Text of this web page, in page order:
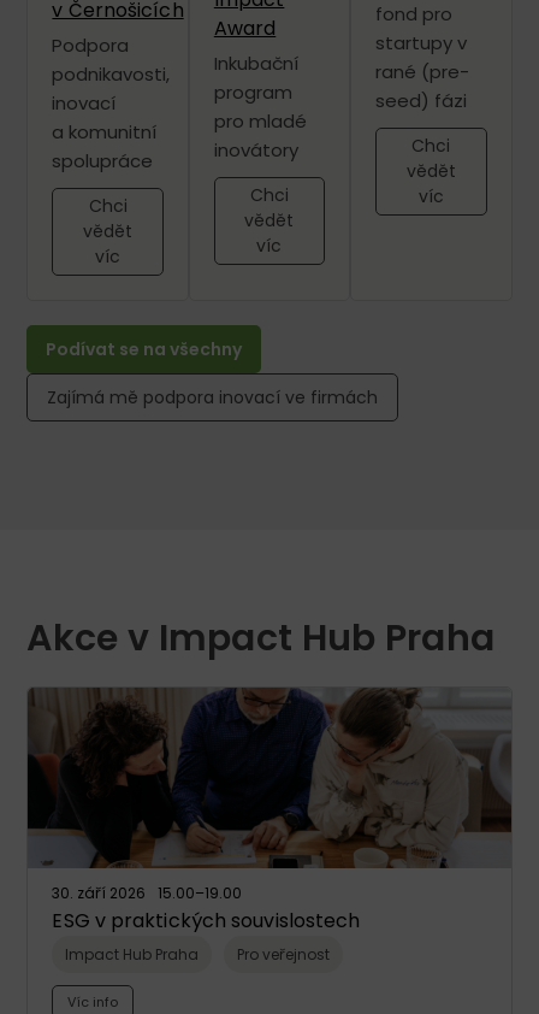
v Černošicích​
Podpora
podnikavosti,
inovací
a komunitní
spolupráce
Chci
vědět
víc
Award
Inkubační
program
pro mladé
inovátory
Chci
vědět
víc
fond pro
startupy v
rané (pre-
seed) fázi
Chci
vědět
víc
Podívat se na všechny
Zajímá mě podpora inovací ve firmách
Akce v Impact Hub Praha
30. září 2026 15.00–19.00
ESG v praktických souvislostech
Impact Hub Praha Pro veřejnost
Víc info